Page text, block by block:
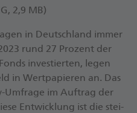
2,9 MB)
in Deutsch­land immer
rund 27 Pro­zent der
in­ves­tier­ten, legen
in Wert­pa­pie­ren an. Das
​Umfrage im Auf­trag der
Ent­wick­lung ist die stei­